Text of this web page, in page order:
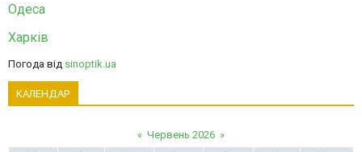
Одеса
Харків
Погода від sinoptik.ua
КАЛЕНДАР
« Червень 2026 »